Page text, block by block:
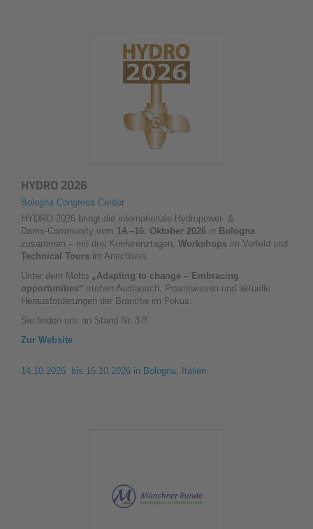
HYDRO 2026
Bologna Congress Center
HYDRO 2026 bringt die internationale Hydropower‑ &
Dams‑Community vom 14.–16. Oktober 2026 in Bologna
zusammen – mit drei Konferenztagen, Workshops im Vorfeld und
Technical Tours im Anschluss.
Unter dem Motto „Adapting to change – Embracing
opportunities“ stehen Austausch, Praxiswissen und aktuelle
Herausforderungen der Branche im Fokus.
Sie finden uns an Stand Nr. 37!
Zur Website
14.10.2026 bis 16.10.2026 in Bologna, Italien